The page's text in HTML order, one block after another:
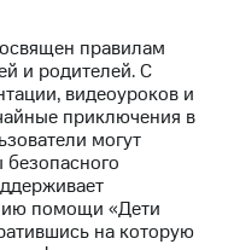
правилам
и родителей. С
видеоуроков и
приключения в
могут
помощи «Дети
на которую